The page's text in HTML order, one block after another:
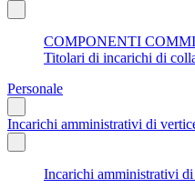
COMPONENTI
Titolari di incarichi di
Personale
Incarichi amministrativi di
Incarichi amministrativi